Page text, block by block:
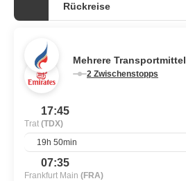
Rückreise
Mehrere Transportmittel
2 Zwischenstopps
17:45
Trat (TDX)
19h 50min
07:35
Frankfurt Main (FRA)